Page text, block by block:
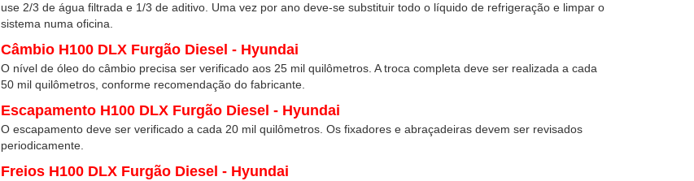
use 2/3 de água filtrada e 1/3 de aditivo. Uma vez por ano deve-se substituir todo o líquido de refrigeração e limpar o
sistema numa oficina.
Câmbio H100 DLX Furgão Diesel - Hyundai
O nível de óleo do câmbio precisa ser verificado aos 25 mil quilômetros. A troca completa deve ser realizada a cada
50 mil quilômetros, conforme recomendação do fabricante.
Escapamento H100 DLX Furgão Diesel - Hyundai
O escapamento deve ser verificado a cada 20 mil quilômetros. Os fixadores e abraçadeiras devem ser revisados
periodicamente.
Freios H100 DLX Furgão Diesel - Hyundai